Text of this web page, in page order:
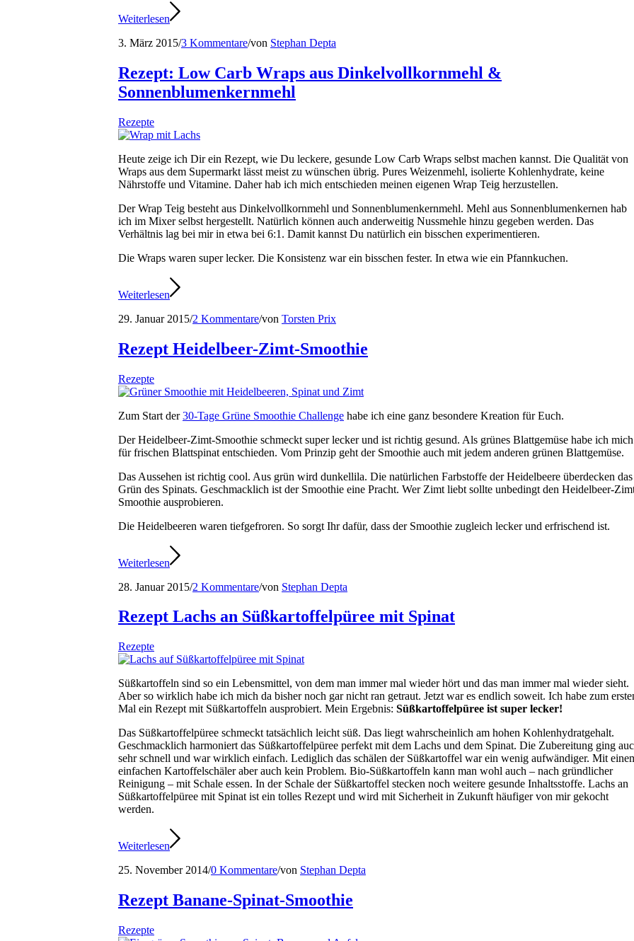
Weiterlesen
3. März 2015/3 Kommentare/von Stephan Depta
Rezept: Low Carb Wraps aus Dinkelvollkornmehl &
Sonnenblumenkernmehl
Rezepte
Heute zeige ich Dir ein Rezept, wie Du leckere, gesunde Low Carb Wraps selbst machen kannst. Die Qualität von
Wraps aus dem Supermarkt lässt meist zu wünschen übrig. Pures Weizenmehl, isolierte Kohlenhydrate, keine
Nährstoffe und Vitamine. Daher hab ich mich entschieden meinen eigenen Wrap Teig herzustellen.
Der Wrap Teig besteht aus Dinkelvollkornmehl und Sonnenblumenkernmehl. Mehl aus Sonnenblumenkernen hab
ich im Mixer selbst hergestellt. Natürlich können auch anderweitig Nussmehle hinzu gegeben werden. Das
Verhältnis lag bei mir in etwa bei 6:1. Damit kannst Du natürlich ein bisschen experimentieren.
Die Wraps waren super lecker. Die Konsistenz war ein bisschen fester. In etwa wie ein Pfannkuchen.
Weiterlesen
29. Januar 2015/2 Kommentare/von Torsten Prix
Rezept Heidelbeer-Zimt-Smoothie
Rezepte
Zum Start der30-Tage Grüne Smoothie Challenge habe ich eine ganz besondere Kreation für Euch.
Der Heidelbeer-Zimt-Smoothie schmeckt super lecker und ist richtig gesund. Als grünes Blattgemüse habe ich mich
für frischen Blattspinat entschieden. Vom Prinzip geht der Smoothie auch mit jedem anderen grünen Blattgemüse.
Das Aussehen ist richtig cool. Aus grün wird dunkellila. Die natürlichen Farbstoffe der Heidelbeere überdecken das
Grün des Spinats. Geschmacklich ist der Smoothie eine Pracht. Wer Zimt liebt sollte unbedingt den Heidelbeer-
Smoothie ausprobieren.
Die Heidelbeeren waren tiefgefroren. So sorgt Ihr dafür, dass der Smoothie zugleich lecker und erfrischend ist.
Weiterlesen
28. Januar 2015/2 Kommentare/von Stephan Depta
Rezept Lachs an Süßkartoffelpüree mit Spinat
Rezepte
Süßkartoffeln sind so ein Lebensmittel, von dem man immer mal wieder hört und das man immer mal wieder sieht.
Aber so wirklich habe ich mich da bisher noch gar nicht ran getraut. Jetzt war es endlich soweit. Ich habe zum
Mal ein Rezept mit Süßkartoffeln ausprobiert. Mein Ergebnis: Süßkartoffelpüree ist super lecker!
Das Süßkartoffelpüree schmeckt tatsächlich leicht süß. Das liegt wahrscheinlich am hohen Kohlenhydratgehalt.
Geschmacklich harmoniert das Süßkartoffelpüree perfekt mit dem Lachs und dem Spinat. Die Zubereitung ging
sehr schnell und war wirklich einfach. Lediglich das schälen der Süßkartoffel war ein wenig aufwändiger. Mit
einfachen Kartoffelschäler aber auch kein Problem. Bio-Süßkartoffeln kann man wohl auch – nach gründlicher
Reinigung – mit Schale essen. In der Schale der Süßkartoffel stecken noch weitere gesunde Inhaltsstoffe. Lachs an
Süßkartoffelpüree mit Spinat ist ein tolles Rezept und wird mit Sicherheit in Zukunft häufiger von mir gekocht
werden.
Weiterlesen
25. November 2014/0 Kommentare/von Stephan Depta
Rezept Banane-Spinat-Smoothie
Rezepte